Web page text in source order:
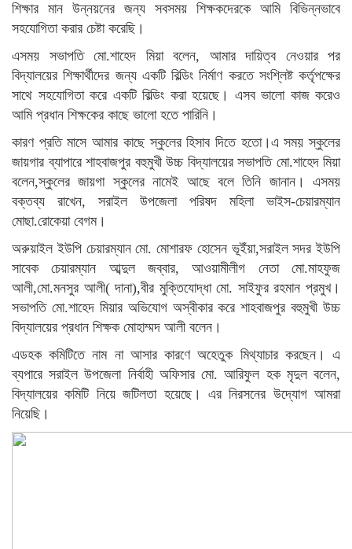
শিক্ষার মান উন্নয়নের জন্য সবসময় শিক্ষকদেরকে আমি বিভিন্নভাবে
সহযোগিতা করার চেষ্টা করেছি।
এসময় সভাপতি মো.শাহেদ মিয়া বলেন, আমার দায়িত্ব নেওয়ার পর
বিদ্যালয়ের শিক্ষার্থীদের জন্য একটি বিল্ডিং নির্মাণ করতে সংশ্লিষ্ট কর্তৃপক্ষের
সাথে সহযোগিতা করে একটি বিল্ডিং করা হয়েছে। এসব ভালো কাজ করেও
আমি প্রধান শিক্ষকের কাছে ভালো হতে পারিনি।
কারণ প্রতি মাসে আমার কাছে স্কুলের হিসাব দিতে হতো।এ সময় স্কুলের
জায়গার ব্যাপারে শাহবাজপুর বহুমুখী উচ্চ বিদ্যালয়ের সভাপতি মো.শাহেদ মিয়া
বলেন,স্কুলের জায়গা স্কুলের নামেই আছে বলে তিনি জানান। এসময়
বক্তব্য রাখেন, সরাইল উপজেলা পরিষদ মহিলা ভাইস-চেয়ারম্যান
মোছা.রোকেয়া বেগম।
অরুয়াইল ইউপি চেয়ারম্যান মো. মোশারফ হোসেন ভূইঁয়া,সরাইল সদর ইউপি
সাবেক চেয়ারম্যান আব্দুল জব্বার, আওয়ামীলীগ নেতা মো.মাহফুজ
আলী,মো.মনসুর আলী( দানা),বীর মুক্তিযোদ্ধা মো. সাইফুর রহমান প্রমুখ।
সভাপতি মো.শাহেদ মিয়ার অভিযোগ অস্বীকার করে শাহবাজপুর বহুমুখী উচ্চ
বিদ্যালয়ের প্রধান শিক্ষক মোহাম্মদ আলী বলেন।
এডহক কমিটিতে নাম না আসার কারণে অহেতুক মিথ্যাচার করছেন। এ
ব্যপারে সরাইল উপজেলা নির্বাহী অফিসার মো. আরিফুল হক মৃদুল বলেন,
বিদ্যালয়ের কমিটি নিয়ে জটিলতা হয়েছে। এর নিরসনের উদ্যোগ আমরা
নিয়েছি।